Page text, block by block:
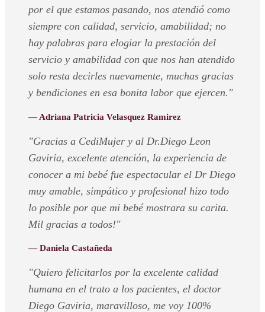
por el que estamos pasando, nos atendió como
siempre con calidad, servicio, amabilidad; no
hay palabras para elogiar la prestación del
servicio y amabilidad con que nos han atendido
solo resta decirles nuevamente, muchas gracias
y bendiciones en esa bonita labor que ejercen."
— Adriana Patricia Velasquez Ramirez
"Gracias a CediMujer y al Dr.Diego Leon
Gaviria, excelente atención, la experiencia de
conocer a mi bebé fue espectacular el Dr Diego
muy amable, simpático y profesional hizo todo
lo posible por que mi bebé mostrara su carita.
Mil gracias a todos!"
— Daniela Castañeda
"Quiero felicitarlos por la excelente calidad
humana en el trato a los pacientes, el doctor
Diego Gaviria, maravilloso, me voy 100%